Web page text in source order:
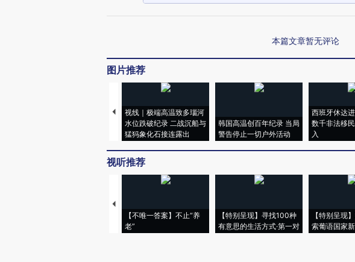
本篇文章暂无评论
图片推荐
视线｜极端高温致多瑙河
水位跌破纪录 二战沉船与
猛犸象化石接连露出
韩国高温创百年纪录 当局
警告停止一切户外活动
西班牙休达
数千非法移
入
视听推荐
【不唯一答案】不止“养
老”
【特别呈现】寻找100种
有意思的生活方式·第一对
【特别呈现
索葡语国家